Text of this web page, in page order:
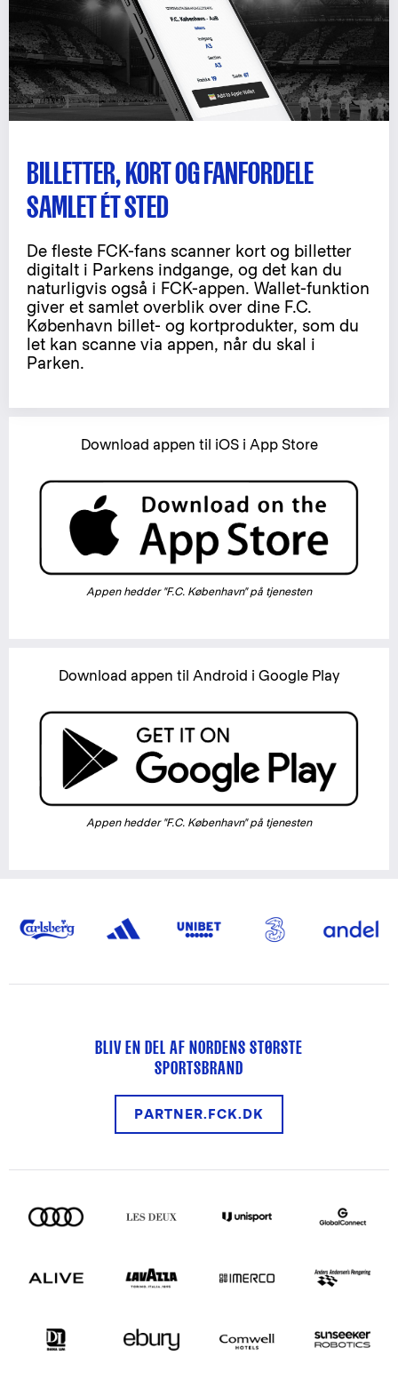
BILLETTER, KORT OG FANFORDELE
SAMLET ÉT STED
De fleste FCK-fans scanner kort og billetter
digitalt i Parkens indgange, og det kan du
naturligvis også i FCK-appen. Wallet-funktion
giver et samlet overblik over dine F.C.
København billet- og kortprodukter, som du
let kan scanne via appen, når du skal i
Parken.
Download appen til iOS i App Store
Appen hedder "F.C. København" på tjenesten
Download appen til Android i Google Play
Appen hedder "F.C. København" på tjenesten
BLIV EN DEL AF NORDENS STØRSTE
SPORTSBRAND
PARTNER.FCK.DK